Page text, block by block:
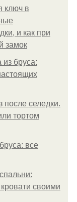
ключ в
и как при
замок
из бруса:
после селедки.
тортом
все
своими